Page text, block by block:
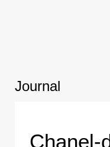
Journal
Chanel-